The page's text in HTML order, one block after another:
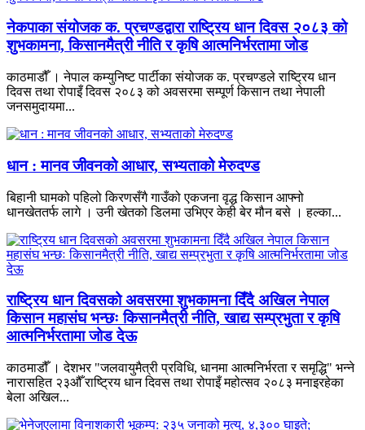
नेकपाका संयोजक क. प्रचण्डद्वारा राष्ट्रिय धान दिवस २०८३ को
शुभकामना, किसानमैत्री नीति र कृषि आत्मनिर्भरतामा जोड
काठमाडौँ । नेपाल कम्युनिष्ट पार्टीका संयोजक क. प्रचण्डले राष्ट्रिय धान
दिवस तथा रोपाइँ दिवस २०८३ को अवसरमा सम्पूर्ण किसान तथा नेपाली
जनसमुदायमा...
धान : मानव जीवनको आधार, सभ्यताको मेरुदण्ड
बिहानी घामको पहिलो किरणसँगै गाउँको एकजना वृद्ध किसान आफ्नो
धानखेततर्फ लागे । उनी खेतको डिलमा उभिएर केही बेर मौन बसे । हल्का...
राष्ट्रिय धान दिवसको अवसरमा शुभकामना दिँदै अखिल नेपाल
किसान महासंघ भन्छः किसानमैत्री नीति, खाद्य सम्प्रभुता र कृषि
आत्मनिर्भरतामा जोड देऊ
काठमाडौँ । देशभर "जलवायुमैत्री प्रविधि, धानमा आत्मनिर्भरता र समृद्धि" भन्ने
नारासहित २३औँ राष्ट्रिय धान दिवस तथा रोपाइँ महोत्सव २०८३ मनाइरहेका
बेला अखिल...